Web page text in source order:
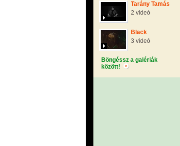
Tarány Tamás
2 videó
Black
3 videó
Böngéssz a galériák
között!